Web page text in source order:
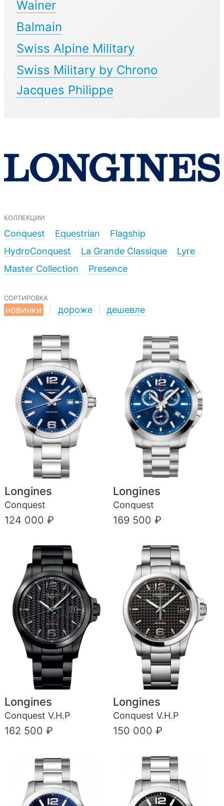
Wainer
Balmain
Swiss Alpine Military
Swiss Military by Chrono
Jacques Philippe
коллекции
Conquest
Equestrian
Flagship
HydroConquest
La Grande Classique
Lyre
Master Collection
Presence
сортировка
новинки
дороже дешевле
Longines
Conquest
124 000 ₽
Longines
Conquest
169 500 ₽
Longines
Conquest V.H.P
162 500 ₽
Longines
Conquest V.H.P
150 000 ₽